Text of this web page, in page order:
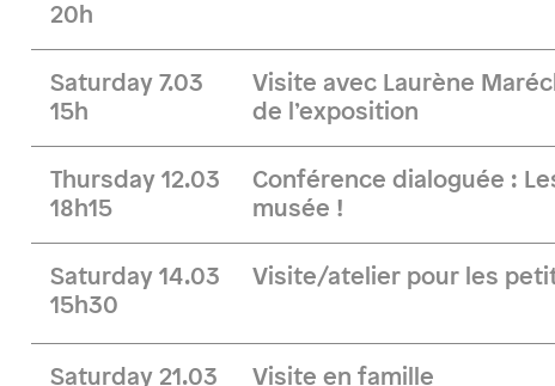
20h
Saturday 7.03
15h
Visite avec Laurène
de l’exposition
Thursday 12.03
18h15
Conférence dialoguée :
musée !
Saturday 14.03
15h30
Visite/atelier pour les
Saturday 21.03
Visite en famille